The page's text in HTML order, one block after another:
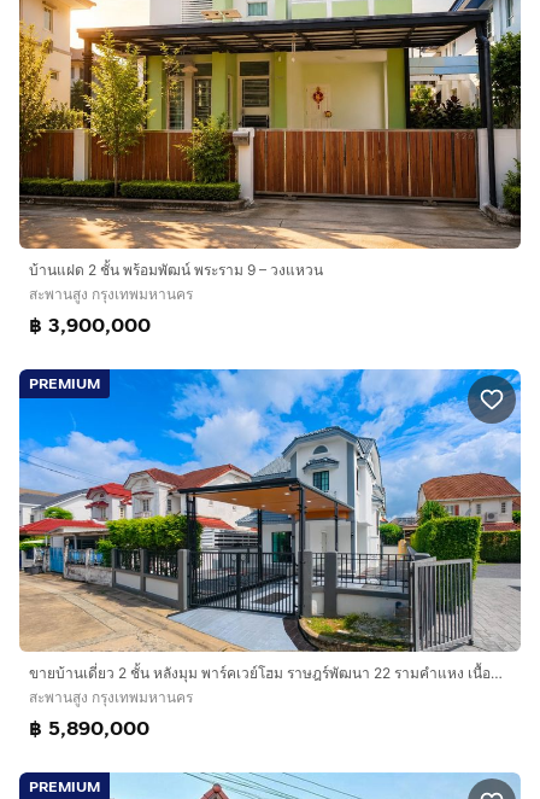
บ้านแฝด 2 ชั้น พร้อมพัฒน์ พระราม 9 – วงแหวน
สะพานสูง กรุงเทพมหานคร
฿ 3,900,000
PREMIUM
ขายบ้านเดี่ยว 2 ชั้น หลังมุม พาร์คเวย์โฮม ราษฎร์พัฒนา 22 รามคำแหง เนื้อที่ 59.3 ตร.ว. 4 นอน 3 น้ำ
สะพานสูง กรุงเทพมหานคร
฿ 5,890,000
PREMIUM